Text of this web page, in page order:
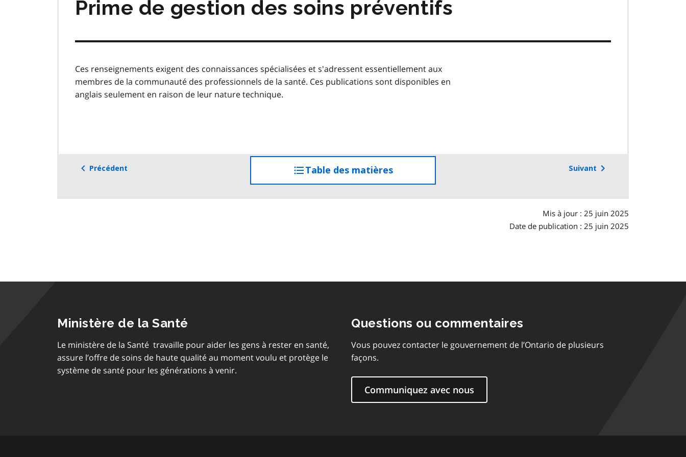
Prime de gestion des soins préventifs
Ces renseignements exigent des connaissances spécialisées et s'adressent essentiellement aux
membres de la communauté des professionnels de la santé. Ces publications sont disponibles en
anglais seulement en raison de leur nature technique.
Précédent Table des matièresaccéder
à
Suivant
Mis à jour : 25 juin 2025
Date de publication : 25 juin 2025
Ministère de la Santé
Le ministère de la Santé travaille pour aider les gens à rester en santé,
assure l’offre de soins de haute qualité au moment voulu et protège le
système de santé pour les générations à venir.
Questions ou commentaires
Vous pouvez contacter le gouvernement de l’Ontario de plusieurs
façons.
Communiquez avec nous